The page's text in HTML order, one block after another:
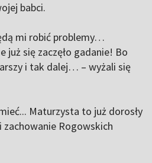
babci.
mi robić problemy…
już się zaczęło gadanie! Bo
i tak dalej… – wyżali się
Maturzysta to już dorosły
zachowanie Rogowskich